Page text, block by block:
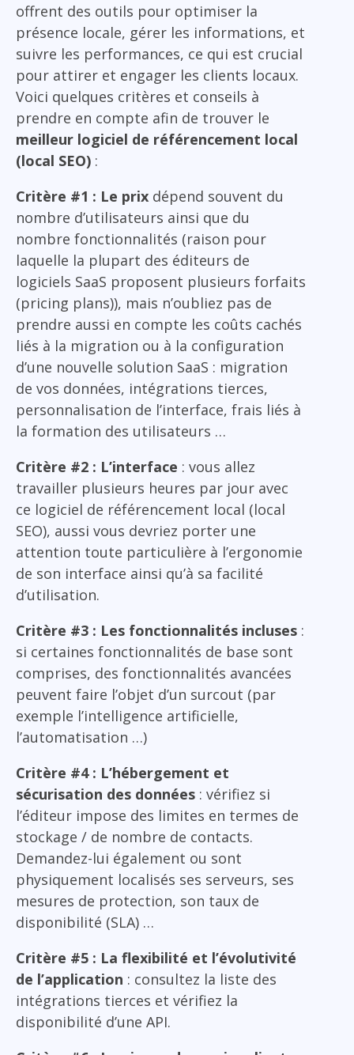
offrent des outils pour optimiser la
présence locale, gérer les informations, et
suivre les performances, ce qui est crucial
pour attirer et engager les clients locaux.
Voici quelques critères et conseils à
prendre en compte afin de trouver le
meilleur logiciel de référencement local
(local SEO) :
Critère #1 : Le prix dépend souvent du
nombre d’utilisateurs ainsi que du
nombre fonctionnalités (raison pour
laquelle la plupart des éditeurs de
logiciels SaaS proposent plusieurs forfaits
(pricing plans)), mais n’oubliez pas de
prendre aussi en compte les coûts cachés
liés à la migration ou à la configuration
d’une nouvelle solution SaaS : migration
de vos données, intégrations tierces,
personnalisation de l’interface, frais liés à
la formation des utilisateurs …
Critère #2 : L’interface : vous allez
travailler plusieurs heures par jour avec
ce logiciel de référencement local (local
SEO), aussi vous devriez porter une
attention toute particulière à l’ergonomie
de son interface ainsi qu’à sa facilité
d’utilisation.
Critère #3 : Les fonctionnalités incluses :
si certaines fonctionnalités de base sont
comprises, des fonctionnalités avancées
peuvent faire l’objet d’un surcout (par
exemple l’intelligence artificielle,
l’automatisation …)
Critère #4 : L’hébergement et
sécurisation des données : vérifiez si
l’éditeur impose des limites en termes de
stockage / de nombre de contacts.
Demandez-lui également ou sont
physiquement localisés ses serveurs, ses
mesures de protection, son taux de
disponibilité (SLA) …
Critère #5 : La flexibilité et l’évolutivité
de l’application : consultez la liste des
intégrations tierces et vérifiez la
disponibilité d’une API.